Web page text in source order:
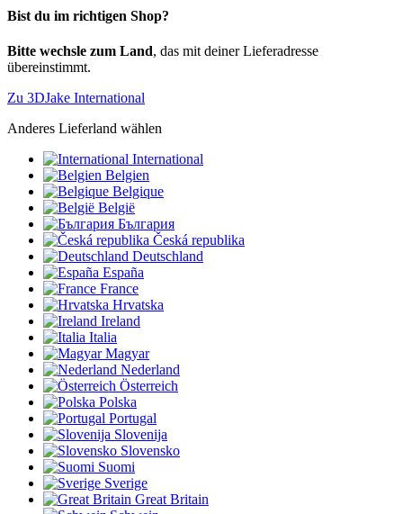
Bist du im richtigen Shop?
Bitte wechsle zum Land, das mit deiner Lieferadresse
übereinstimmt.
Zu 3DJake International
Anderes Lieferland wählen
International
Belgien
Belgique
België
България
Česká republika
Deutschland
España
France
Hrvatska
Ireland
Italia
Magyar
Nederland
Österreich
Polska
Portugal
Slovenija
Slovensko
Suomi
Sverige
Great Britain